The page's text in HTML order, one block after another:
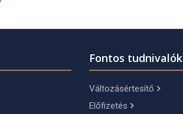
Fontos tudnivalók
Változásértesítő
Előfizetés